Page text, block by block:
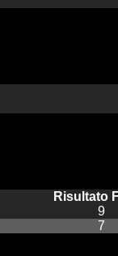
Risultato
9
7